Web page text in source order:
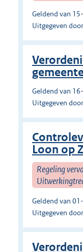
Geldend van
Uitgegeven
Geldend van
Uitgegeven
Loon op
Regeling
Geldend van
Uitgegeven